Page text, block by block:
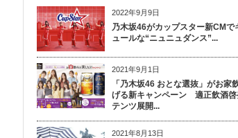
2022年9月9日
乃木坂46がカップスター新CMで
ュールな“ニュニュダンス”...
2021年9月1日
「乃木坂46 おとな選抜」がお家
げる新キャンペーン 適正飲酒
テンツ展開...
2021年8月13日